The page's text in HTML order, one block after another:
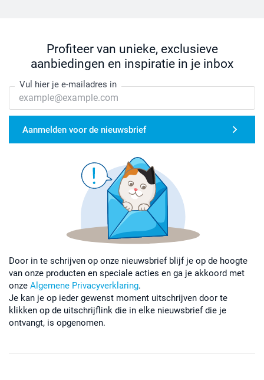
Profiteer van unieke, exclusieve
aanbiedingen en inspiratie in je inbox
Vul hier je e-mailadres in
Aanmelden voor de nieuwsbrief
Door in te schrijven op onze nieuwsbrief blijf je op de hoogte
van onze producten en speciale acties en ga je akkoord met
onze Algemene Privacyverklaring.
Je kan je op ieder gewenst moment uitschrijven door te
klikken op de uitschrijflink die in elke nieuwsbrief die je
ontvangt, is opgenomen.